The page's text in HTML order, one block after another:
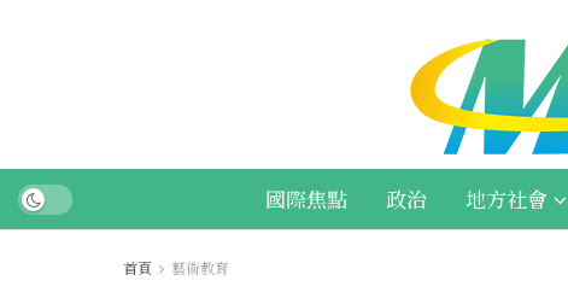
國際焦點 政治 地方社會
首頁 藝術教育